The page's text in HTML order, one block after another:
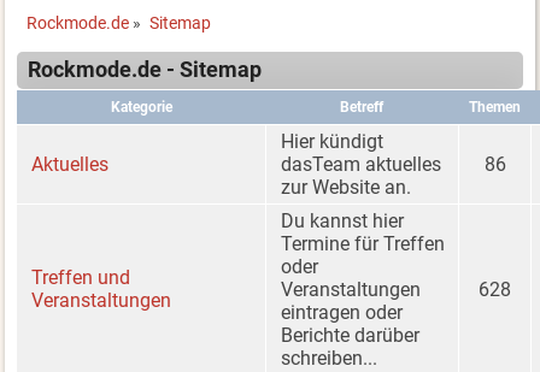
Rockmode.de » Sitemap
Rockmode.de - Sitemap
Kategorie Betreff Themen
Aktuelles
Hier kündigt
dasTeam aktuelles
zur Website an.
86
Treffen und
Veranstaltungen
Du kannst hier
Termine für Treffen
oder
Veranstaltungen
eintragen oder
Berichte darüber
schreiben...
628